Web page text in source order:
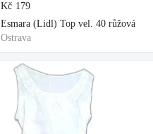
Kč 179
Esmara (Lidl) Top vel. 40 růžová
Ostrava